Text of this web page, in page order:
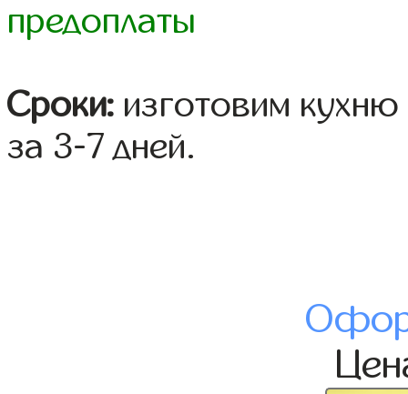
предоплаты
Сроки: изготовим
за 3-7 дней.